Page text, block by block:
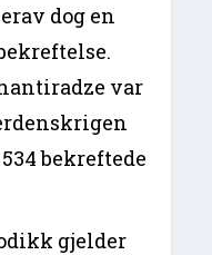
dog en
var
bekreftede
gjelder